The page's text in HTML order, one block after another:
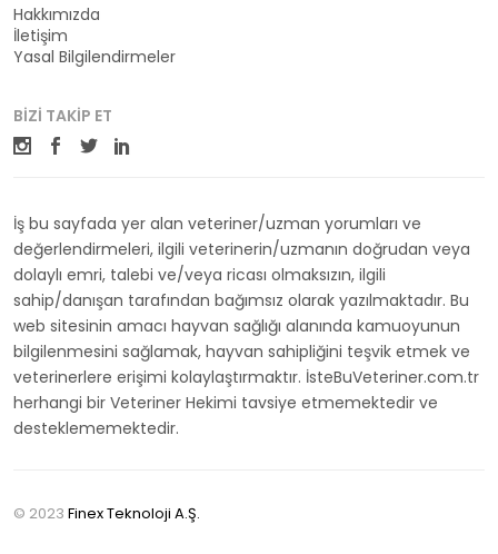
Hakkımızda
İletişim
Yasal Bilgilendirmeler
BIZI TAKIP ET
İş bu sayfada yer alan veteriner/uzman yorumları ve
değerlendirmeleri, ilgili veterinerin/uzmanın doğrudan veya
dolaylı emri, talebi ve/veya ricası olmaksızın, ilgili
sahip/danışan tarafından bağımsız olarak yazılmaktadır. Bu
web sitesinin amacı hayvan sağlığı alanında kamuoyunun
bilgilenmesini sağlamak, hayvan sahipliğini teşvik etmek ve
veterinerlere erişimi kolaylaştırmaktır. İsteBuVeteriner.com.tr
herhangi bir Veteriner Hekimi tavsiye etmemektedir ve
desteklememektedir.
© 2023 Finex Teknoloji A.Ş.